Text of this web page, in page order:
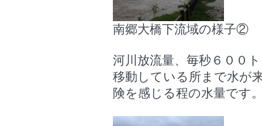
南郷大橋下流域の様子②
河川放流量、毎秒６００
移動している所まで水が
険を感じる程の水量です